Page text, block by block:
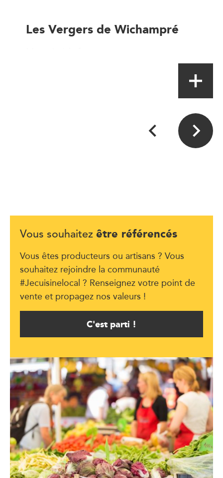
Les Vergers de Wichampré
Vous souhaitez être référencés
Vous êtes producteurs ou artisans ? Vous
souhaitez rejoindre la communauté
#Jecuisinelocal ? Renseignez votre point de
vente et propagez nos valeurs !
C'est parti !